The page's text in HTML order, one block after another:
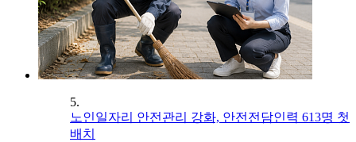
5.
노인일자리 안전관리 강화, 안전전담인력 613명 첫
배치